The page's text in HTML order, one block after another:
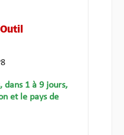
Outil
dans 1 à 9 jours,
et le pays de